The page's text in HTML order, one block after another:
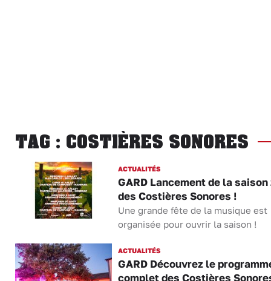
TAG : COSTIÈRES SONORES
ACTUALITÉS
GARD Lancement de la saison
des Costières Sonores !
Une grande fête de la musique est
organisée pour ouvrir la saison !
ACTUALITÉS
GARD Découvrez le
complet des Costières